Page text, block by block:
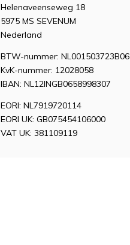
Helenaveenseweg 18
5975 MS SEVENUM
Nederland
BTW-nummer: NL001503723B06
KvK-nummer: 12028058
IBAN: NL12INGB0658998307
EORI: NL7919720114
EORI UK: GB075454106000
VAT UK: 381109119